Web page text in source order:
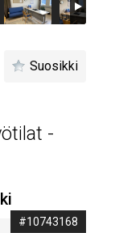
Suosikki
-
#10743168